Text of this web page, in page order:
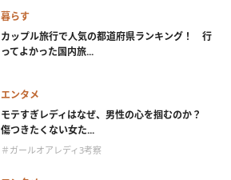
暮らす
カップル旅行で人気の都道府県ランキング！ 行
ってよかった国内旅...
エンタメ
モテすぎレディはなぜ、男性の心を掴むのか？
傷つきたくない女た...
＃ガールオアレディ3考察